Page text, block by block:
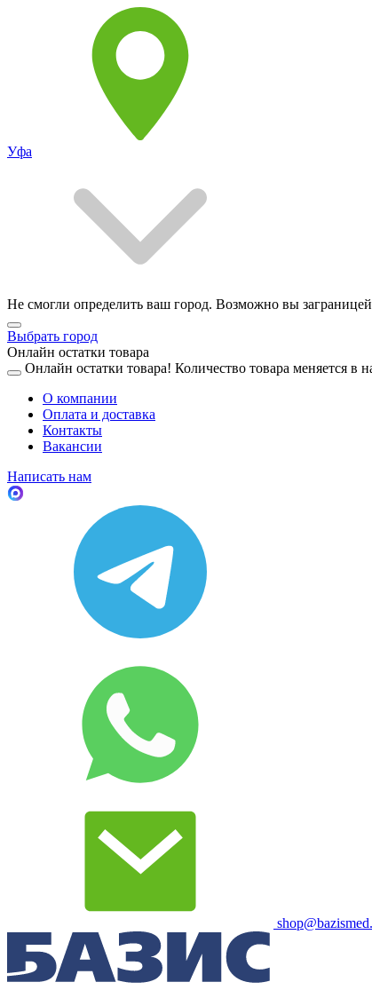
Уфа
Не смогли определить ваш город. Возможно вы
Выбрать город
Онлайн остатки товара
Онлайн остатки товара! Количество товара меняется в
О компании
Оплата и доставка
Контакты
Вакансии
Написать нам